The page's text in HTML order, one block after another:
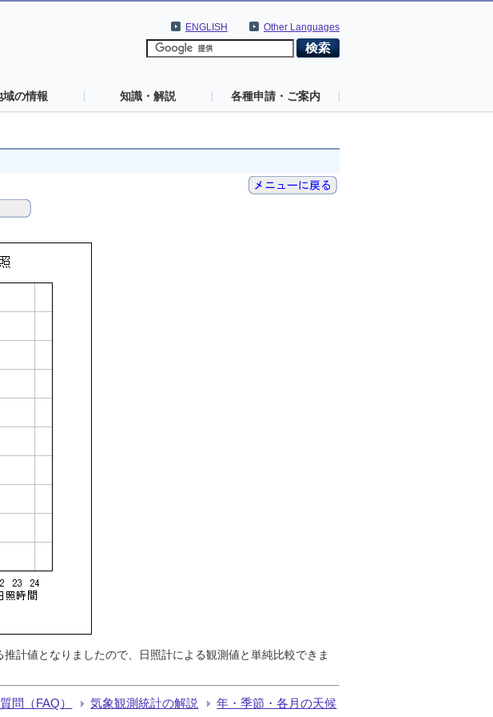
Other Languages
ENGLISH
域の情報 知識・解説 各種申請・ご案内
計値となりましたので、日照計による観測値と単純比較できま
問（FAQ） 気象観測統計の解説 年・季節・各月の天候